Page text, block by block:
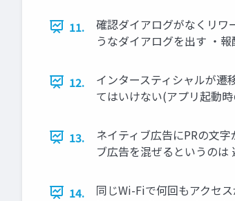
11.
確認ダイアログがなくリ
うなダイアログを出す ・
12.
インタースティシャルが遷
てはいけない(アプリ起動
13.
ネイティブ広告にPRの文
ブ広告を混ぜるというのは
14.
同じWi-Fiで何回もアクセ